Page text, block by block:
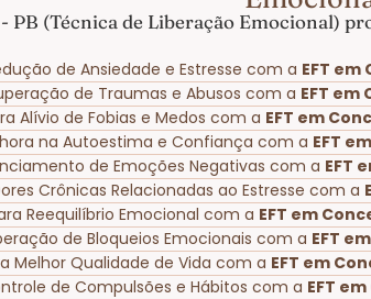
PB (Técnica de Liberação Emocional)
de Ansiedade e Estresse com a EFT
de Traumas e Abusos com a EFT
Alívio de Fobias e Medos com a EFT em
na Autoestima e Confiança com a EFT
de Emoções Negativas com a EFT
Crônicas Relacionadas ao Estresse com a
Reequilíbrio Emocional com a EFT em
de Bloqueios Emocionais com a EFT
Melhor Qualidade de Vida com a EFT em
de Compulsões e Hábitos com a EFT